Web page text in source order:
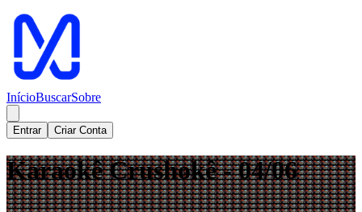
InícioBuscarSobre
Entrar Criar Conta
Karaokê Crushokê - 04/06